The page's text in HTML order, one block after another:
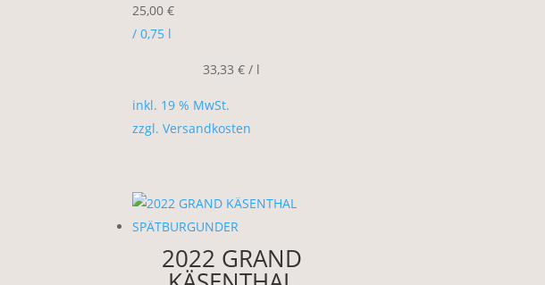
25,00€
/ 0,75 l
33,33€ / l
inkl. 19 % MwSt.
zzgl.Versandkosten
2022 GRAND